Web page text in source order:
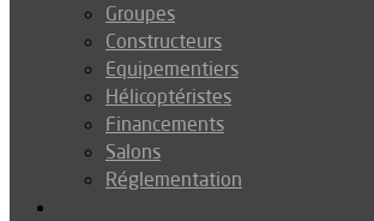
Groupes
Constructeurs
Equipementiers
Hélicoptéristes
Financements
Salons
Réglementation